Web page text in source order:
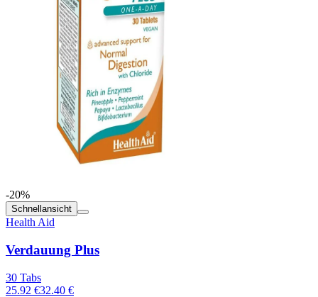
-20%
Schnellansicht
Health Aid
Verdauung Plus
30 Tabs
25.92 €32.40 €